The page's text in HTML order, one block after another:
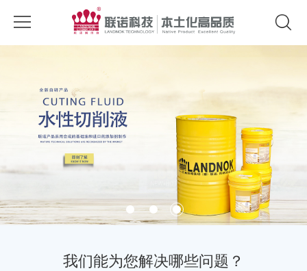
我们能为您解决哪些问题？